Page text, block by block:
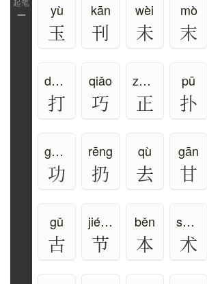
一 yù
玉
kān
刊
wèi
未
mò
末
dǎ、dá
打
qiǎo
巧
zhèng、zhēng
正
pū
扑
gōng
功
rēng
扔
qù
去
gān
甘
gǔ
古
jié、jiē
节
běn
本
shù、shú、zhú
术